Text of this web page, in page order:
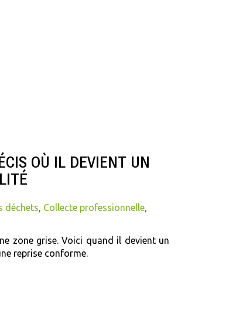
OÙ IL DEVIENT UN
déchets Collecte professionnelle,
zone grise. Voici quand il devient un
reprise conforme.